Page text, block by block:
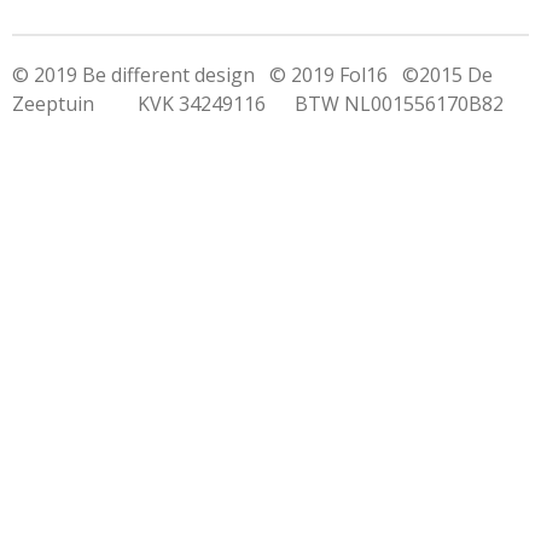
© 2019 Be different design © 2019 Fol16 ©2015 De
Zeeptuin KVK 34249116 BTW NL001556170B82